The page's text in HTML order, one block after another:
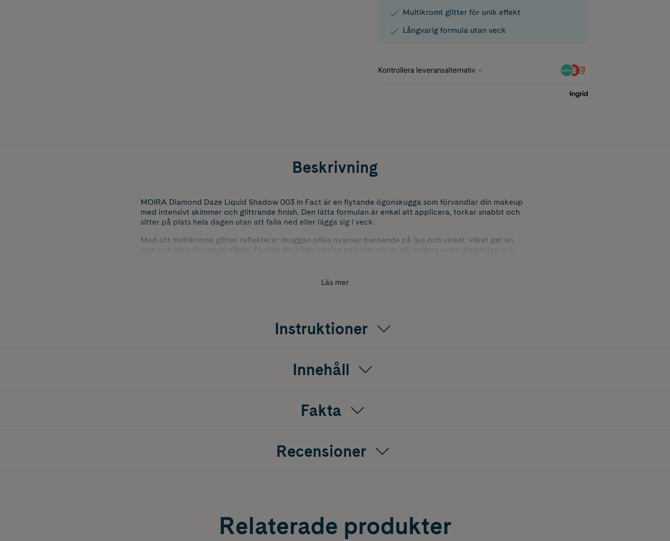
Multikromt glitter för unik effekt
Långvarig formula utan veck
Beskrivning
MOIRA Diamond Daze Liquid Shadow 003 In Fact är en flytande ögonskugga som förvandlar din makeup
med intensivt skimmer och glittrande finish. Den lätta formulan är enkel att applicera, torkar snabbt och
sitter på plats hela dagen utan att falla ned eller lägga sig i veck.
Med sitt multikroma glitter reflekterar skuggan olika nyanser beroende på ljus och vinkel, vilket ger en
unik och blickfångande effekt. Perfekt för både vardag och fest när du vill addera extra dimension och
Läs mer
Instruktioner
Innehåll
Fakta
Recensioner
Relaterade produkter